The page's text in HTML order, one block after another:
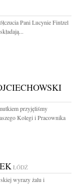
Pani Lucynie Fintzel
przyjęliśmy
Kolegi i Pracownika
ŁÓDŹ
wyrazy żalu i